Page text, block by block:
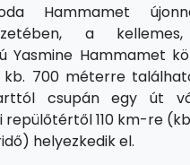
Hammamet
a
Yasmine Hammamet
700 méterre
csupán egy út
repülőtértől 110 km-re
helyezkedik el.